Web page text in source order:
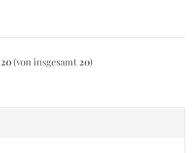
20(von insgesamt20)